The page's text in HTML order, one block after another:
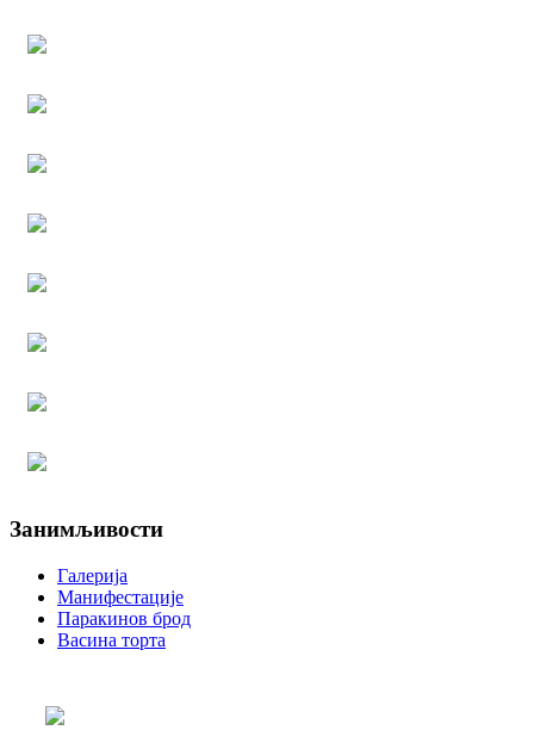
Занимљивости
Галерија
Манифестације
Паракинов брод
Васина торта